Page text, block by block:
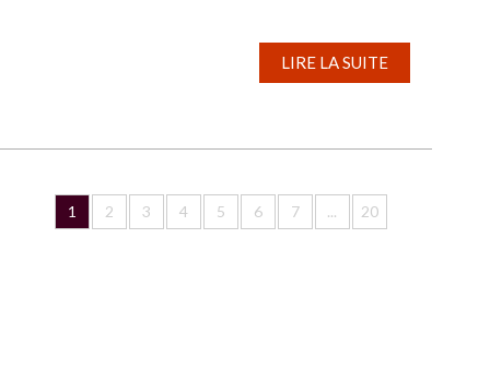
LIRE LA SUITE
1 2 3 4 5 6 7 ... 20